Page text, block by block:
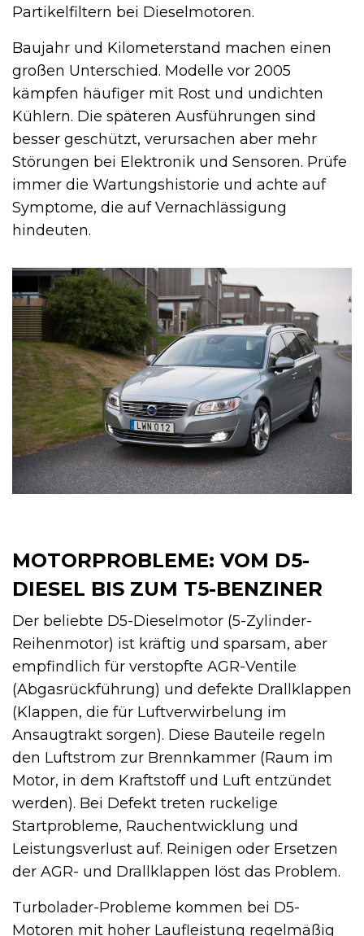
Partikelfiltern bei Dieselmotoren.
Baujahr und Kilometerstand machen einen
großen Unterschied. Modelle vor 2005
kämpfen häufiger mit Rost und undichten
Kühlern. Die späteren Ausführungen sind
besser geschützt, verursachen aber mehr
Störungen bei Elektronik und Sensoren. Prüfe
immer die Wartungshistorie und achte auf
Symptome, die auf Vernachlässigung
hindeuten.
MOTORPROBLEME: VOM D5-
DIESEL BIS ZUM T5-BENZINER
Der beliebte D5-Dieselmotor (5-Zylinder-
Reihenmotor) ist kräftig und sparsam, aber
empfindlich für verstopfte AGR-Ventile
(Abgasrückführung) und defekte Drallklappen
(Klappen, die für Luftverwirbelung im
Ansaugtrakt sorgen). Diese Bauteile regeln
den Luftstrom zur Brennkammer (Raum im
Motor, in dem Kraftstoff und Luft entzündet
werden). Bei Defekt treten ruckelige
Startprobleme, Rauchentwicklung und
Leistungsverlust auf. Reinigen oder Ersetzen
der AGR- und Drallklappen löst das Problem.
Turbolader-Probleme kommen bei D5-
Motoren mit hoher Laufleistung regelmäßig